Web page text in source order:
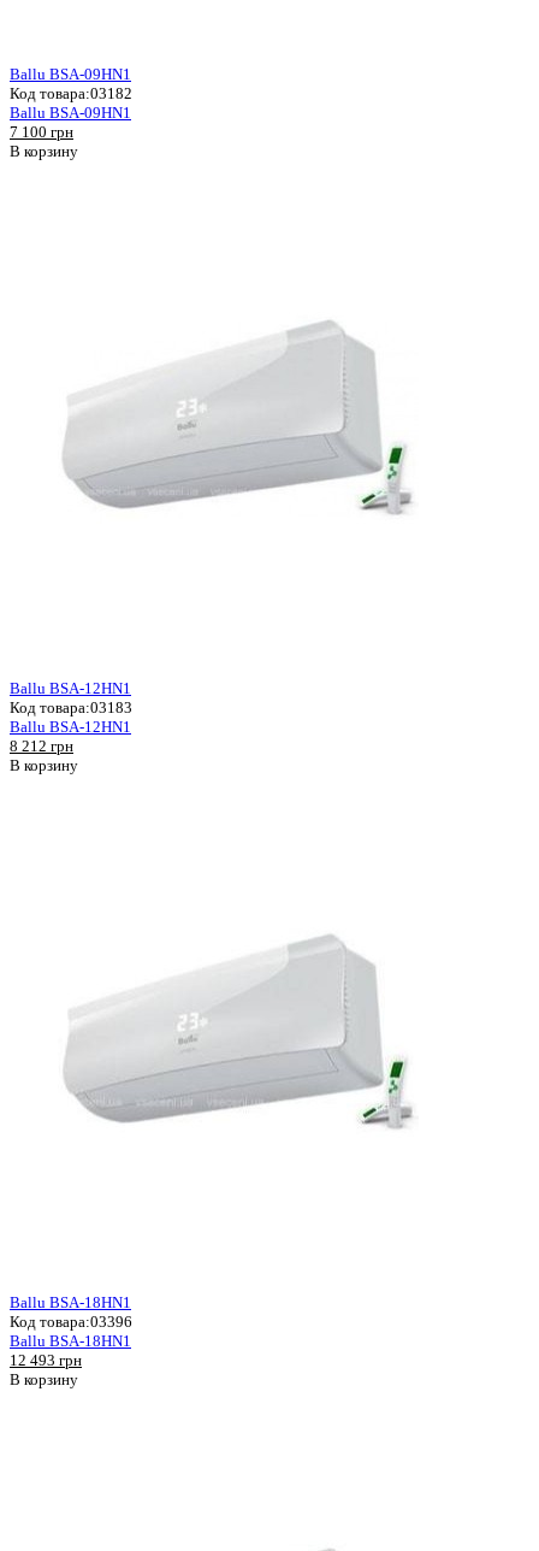
Ballu BSA-09HN1
Код товара:03182
Ballu BSA-09HN1
7 100 грн
В корзину
Ballu BSA-12HN1
Код товара:03183
Ballu BSA-12HN1
8 212 грн
В корзину
Ballu BSA-18HN1
Код товара:03396
Ballu BSA-18HN1
12 493 грн
В корзину